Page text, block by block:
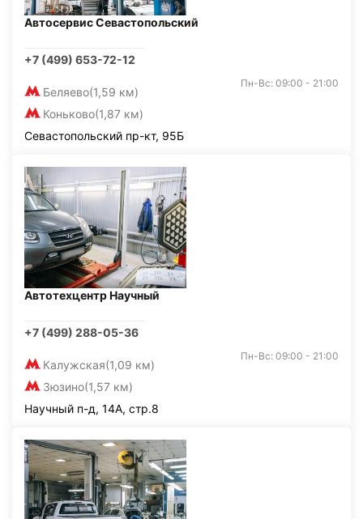
Автосервис Севастопольский
+7 (499) 653-72-12
Беляево(1,59 км)
Коньково(1,87 км)
Пн-Вс: 09:00 - 21:00
Севастопольский пр-кт, 95Б
Автотехцентр Научный
+7 (499) 288-05-36
Калужская(1,09 км)
Зюзино(1,57 км)
Пн-Вс: 09:00 - 21:00
Научный п-д, 14А, стр.8